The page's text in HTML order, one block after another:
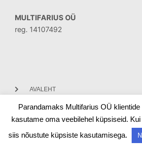
MULTIFARIUS OÜ
reg. 14107492
AVALEHT
KONTAKT
Parandamaks Multifarius OÜ
kasutame oma veebilehel küpsiseid.
siis nõustute küpsiste kasutamisega.